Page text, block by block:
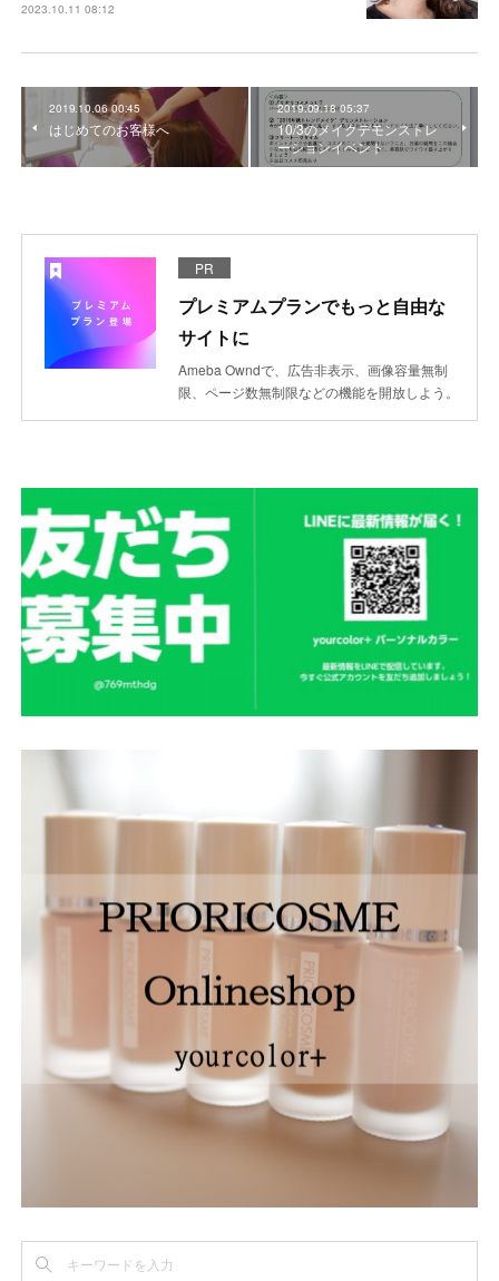
2023.10.11 08:12
2019.10.06 00:45
はじめてのお客様へ
2019.09.18 05:37
10/3のメイクデモンストレ
ーションイベント
PR
プレミアムプランでもっと自由な
サイトに
Ameba Owndで、広告非表示、画像容量無制
限、ページ数無制限などの機能を開放しよう。